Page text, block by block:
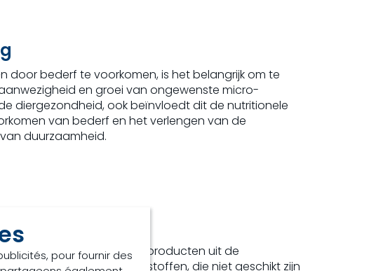
pour fournir des
door bederf te voorkomen, is het belangrijk om te
en groei van ongewenste micro-
diergezondheid, ook beïnvloedt dit de nutritionele
van bederf en het verlengen van de
duurzaamheid.
het verwerken van restproducten uit de
waardevolle grondstoffen, die niet geschikt zijn